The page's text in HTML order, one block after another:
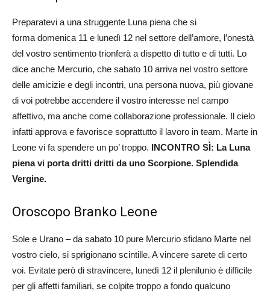
Preparatevi a una struggente Luna piena che si
forma domenica 11 e lunedì 12 nel settore dell’amore, l’onestà
del vostro sentimento trionferà a dispetto di tutto e di tutti. Lo
dice anche Mercurio, che sabato 10 arriva nel vostro settore
delle amicizie e degli incontri, una persona nuova, più giovane
di voi potrebbe accendere il vostro interesse nel campo
affettivo, ma anche come collaborazione professionale. Il cielo
infatti approva e favorisce soprattutto il lavoro in team. Marte in
Leone vi fa spendere un po’ troppo. INCONTRO SÌ: La Luna
piena vi porta dritti dritti da uno Scorpione. Splendida
Vergine.
Oroscopo Branko Leone
Sole e Urano – da sabato 10 pure Mercurio sfidano Marte nel
vostro cielo, si sprigionano scintille. A vincere sarete di certo
voi. Evitate però di stravincere, lunedì 12 il plenilunio è difficile
per gli affetti familiari, se colpite troppo a fondo qualcuno